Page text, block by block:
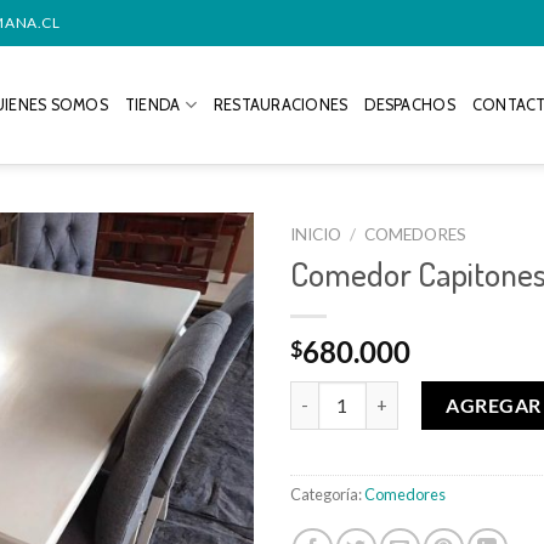
SOMOS TIENDA RESTAURACIONES DESPACHOS
INICIO / COMEDORES
Comedor
$680.000
Categoría:Comedores